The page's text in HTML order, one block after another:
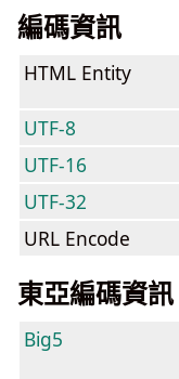
編碼資訊
HTML Entity
UTF-8
UTF-16
UTF-32
URL Encode
東亞編碼資訊
Big5